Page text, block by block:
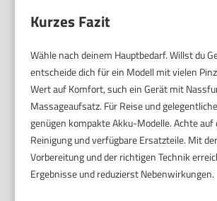
Kurzes Fazit
Wähle nach deinem Hauptbedarf. Willst du
entscheide dich für ein Modell mit vielen
Wert auf Komfort, such ein Gerät mit
Massageaufsatz. Für Reise und
genügen kompakte Akku-Modelle. Achte auf
Reinigung und verfügbare Ersatzteile. Mit
Vorbereitung und der richtigen Technik
Ergebnisse und reduzierst Nebenwirkungen.